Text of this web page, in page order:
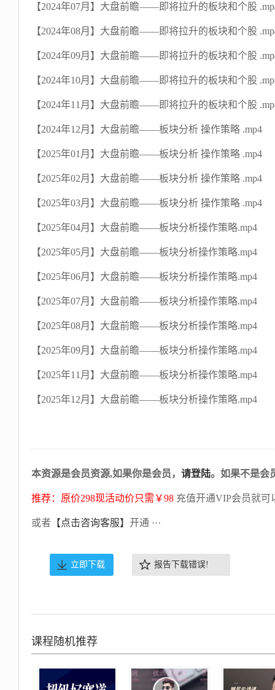
【2024年07月】大盘前瞻——即将拉升的板块和个股
【2024年08月】大盘前瞻——即将拉升的板块和个股
【2024年09月】大盘前瞻——即将拉升的板块和个股
【2024年10月】大盘前瞻——即将拉升的板块和个股
【2024年11月】大盘前瞻——即将拉升的板块和个股
【2024年12月】大盘前瞻——板块分析 操作策略 .mp4
【2025年01月】大盘前瞻——板块分析 操作策略 .mp4
【2025年02月】大盘前瞻——板块分析 操作策略 .mp4
【2025年03月】大盘前瞻——板块分析 操作策略 .mp4
【2025年04月】大盘前瞻——板块分析操作策略.mp4
【2025年05月】大盘前瞻——板块分析操作策略.mp4
【2025年06月】大盘前瞻——板块分析操作策略.mp4
【2025年07月】大盘前瞻——板块分析操作策略.mp4
【2025年08月】大盘前瞻——板块分析操作策略.mp4
【2025年09月】大盘前瞻——板块分析操作策略.mp4
【2025年11月】大盘前瞻——板块分析操作策略.mp4
【2025年12月】大盘前瞻——板块分析操作策略.mp4
本资源是会员资源,如果你是会员， 请登陆。如果不是会
推荐：原价298现活动价只需￥98 充值开通VIP会员就可
或者 【点击咨询客服】 开通 ···
立即下载 报告下载错误!
课程随机推荐